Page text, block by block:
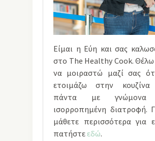
Είμαι η Εύη και σας
στο The Healthy Cook.
να μοιραστώ μαζί σας
ετοιμάζω στην
πάντα με γνώμονα
ισορροπημένη διατροφή.
μάθετε περισσότερα για
πατήστε εδώ.